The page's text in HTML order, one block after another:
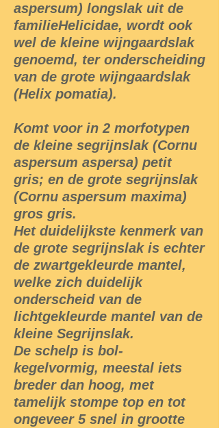
aspersum) longslak uit de
familieHelicidae, wordt ook
wel de kleine wijngaardslak
genoemd, ter onderscheiding
van de grote wijngaardslak
(Helix pomatia).
Komt voor in 2 morfotypen
de kleine segrijnslak (Cornu
aspersum aspersa) petit
gris; en de grote segrijnslak
(Cornu aspersum maxima)
gros gris.
Het duidelijkste kenmerk van
de grote segrijnslak is echter
de zwartgekleurde mantel,
welke zich duidelijk
onderscheid van de
lichtgekleurde mantel van de
kleine Segrijnslak.
De schelp is bol-
kegelvormig, meestal iets
breder dan hoog, met
tamelijk stompe top en tot
ongeveer 5 snel in grootte